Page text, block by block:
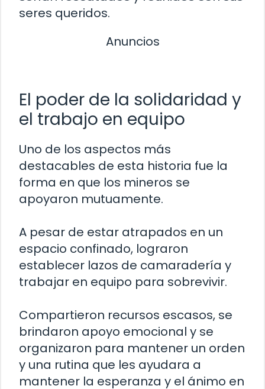
seres queridos.
Anuncios
El poder de la solidaridad y
el trabajo en equipo
Uno de los aspectos más
destacables de esta historia fue la
forma en que los mineros se
apoyaron mutuamente.
A pesar de estar atrapados en un
espacio confinado, lograron
establecer lazos de camaradería y
trabajar en equipo para sobrevivir.
Compartieron recursos escasos, se
brindaron apoyo emocional y se
organizaron para mantener un orden
y una rutina que les ayudara a
mantener la esperanza y el ánimo en